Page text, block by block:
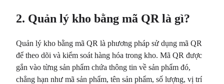
2. Quản lý kho bằng mã QR là gì?
Quản lý kho bằng mã QR là phương pháp sử dụng mã QR
để theo dõi và kiểm soát hàng hóa trong kho. Mã QR được
gắn vào từng sản phẩm chứa thông tin về sản phẩm đó,
chẳng hạn như mã sản phẩm, tên sản phẩm, số lượng, vị trí